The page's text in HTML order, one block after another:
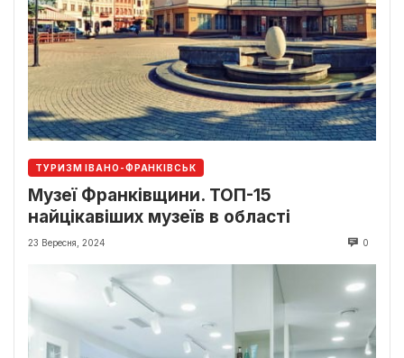
ТУРИЗМ ІВАНО-ФРАНКІВСЬК
Музеї Франківщини. ТОП-15
найцікавіших музеїв в області
23 Вересня, 2024 0